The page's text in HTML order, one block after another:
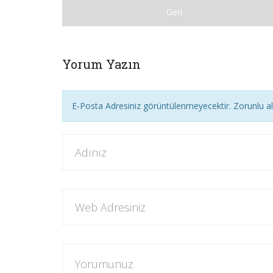
Geri
Yorum Yazın
E-Posta Adresiniz görüntülenmeyecektir. Zorunlu